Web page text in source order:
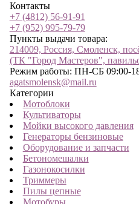
Контакты
+7 (4812) 56-91-91
+7 (952) 995-79-79
Пункты выдачи товара:
214009, Россия, Смоленск,
(ТК "Город Мастеров",
Режим работы: ПН-СБ 09:00-
agatsmolensk@mail.ru
Категории
Мотоблоки
Культиваторы
Мойки высокого давления
Генераторы бензиновые
Оборудование и запчасти
Бетономешалки
Газонокосилки
Триммеры
Пилы цепные
Мотобуры